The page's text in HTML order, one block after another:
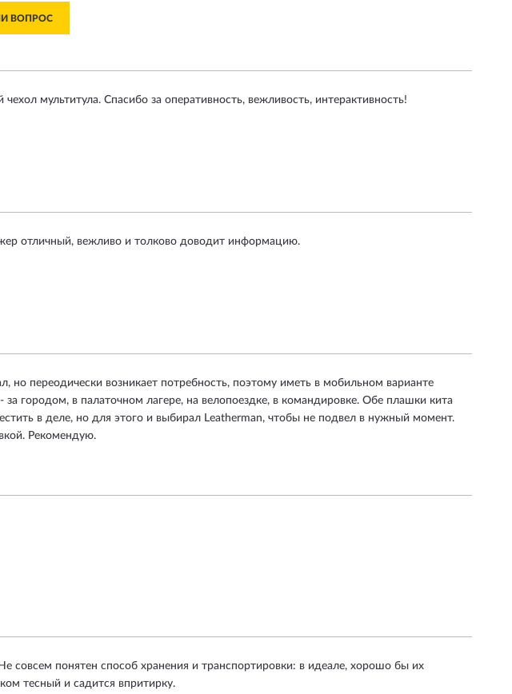
ВОПРОС
мультитула. Спасибо за оперативность, вежливость, интерактивность!
отличный, вежливо и толково доводит информацию.
но переодически возникает потребность, поэтому иметь в мобильном варианте
городом, в палаточном лагере, на велопоездке, в командировке. Обе плашки кита
в деле, но для этого и выбирал Leatherman, чтобы не подвел в нужный момент.
Рекомендую.
совсем понятен способ хранения и транспортировки: в идеале, хорошо бы их
тесный и садится впритирку.